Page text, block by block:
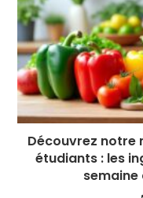
Découvrez notre
étudiants : les
semaine